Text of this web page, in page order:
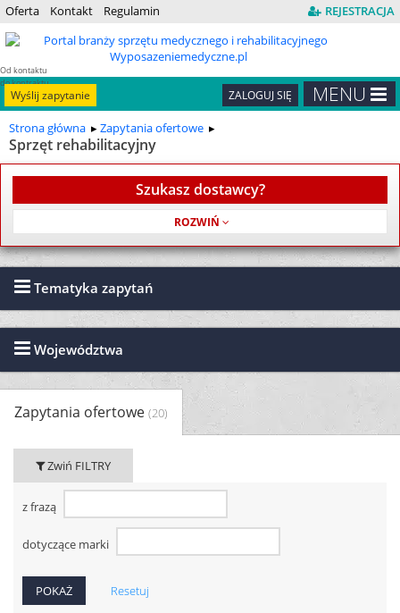
Oferta Kontakt Regulamin REJESTRACJA
Od kontaktu
do kontraktu
MENU
ZALOGUJ SIĘ
Wyślij zapytanie
Strona główna Zapytania ofertowe
Sprzęt rehabilitacyjny
Zapytania ofertowe (20)
Zwiń FILTRY
z frazą
dotyczące marki
Resetuj
Tematyka zapytań
Województwa
Szukasz dostawcy?
Usługa jest bezpłatna